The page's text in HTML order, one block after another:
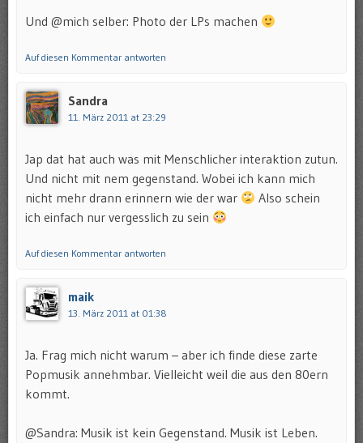
Und @mich selber: Photo der LPs machen
Auf diesen Kommentar antworten
Sandra
11. März 2011 at 23:29
Jap dat hat auch was mit Menschlicher interaktion zutun.
Und nicht mit nem gegenstand. Wobei ich kann mich
nicht mehr drann erinnern wie der war
Also schein
ich einfach nur vergesslich zu sein
Auf diesen Kommentar antworten
maik
13. März 2011 at 01:38
Ja. Frag mich nicht warum – aber ich finde diese zarte
Popmusik annehmbar. Vielleicht weil die aus den 80ern
kommt.
@Sandra: Musik ist kein Gegenstand. Musik ist Leben.